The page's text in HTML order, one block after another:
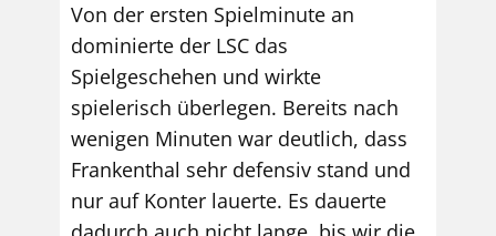
Von der ersten Spielminute an
dominierte der LSC das
Spielgeschehen und wirkte
spielerisch überlegen. Bereits nach
wenigen Minuten war deutlich, dass
Frankenthal sehr defensiv stand und
nur auf Konter lauerte. Es dauerte